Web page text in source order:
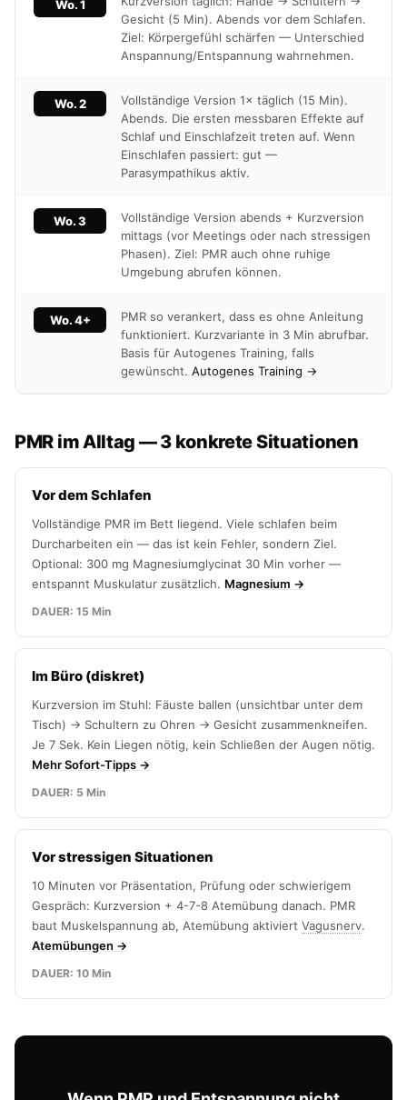
Wo. 1
Gesicht (5 Min). Abends vor dem Schlafen.
Ziel: Körpergefühl schärfen — Unterschied
Anspannung/Entspannung wahrnehmen.
Wo. 2
Vollständige Version 1× täglich (15 Min).
Abends. Die ersten messbaren Effekte auf
Schlaf und Einschlafzeit treten auf. Wenn
Einschlafen passiert: gut —
Parasympathikus aktiv.
Wo. 3
Vollständige Version abends + Kurzversion
mittags (vor Meetings oder nach stressigen
Phasen). Ziel: PMR auch ohne ruhige
Umgebung abrufen können.
Wo. 4+
PMR so verankert, dass es ohne Anleitung
funktioniert. Kurzvariante in 3 Min abrufbar.
Basis für Autogenes Training, falls
gewünscht. Autogenes Training →
PMR im Alltag — 3 konkrete Situationen
Vor dem Schlafen
Vollständige PMR im Bett liegend. Viele schlafen beim
Durcharbeiten ein — das ist kein Fehler, sondern Ziel.
Optional: 300 mg Magnesiumglycinat 30 Min vorher —
entspannt Muskulatur zusätzlich. Magnesium →
DAUER: 15 Min
Im Büro (diskret)
Kurzversion im Stuhl: Fäuste ballen (unsichtbar unter dem
Tisch) → Schultern zu Ohren → Gesicht zusammenkneifen.
Je 7 Sek. Kein Liegen nötig, kein Schließen der Augen nötig.
Mehr Sofort-Tipps →
DAUER: 5 Min
Vor stressigen Situationen
10 Minuten vor Präsentation, Prüfung oder schwierigem
Gespräch: Kurzversion + 4-7-8 Atemübung danach. PMR
baut Muskelspannung ab, Atemübung aktiviert Vagusnerv.
Atemübungen →
DAUER: 10 Min